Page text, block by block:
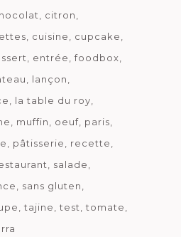
citron
cuisine
cupcake
entrée
foodbox
lançon
la table du roy
muffin oeuf paris
pâtisserie
recette
salade
sans gluten
tajine test
tomate